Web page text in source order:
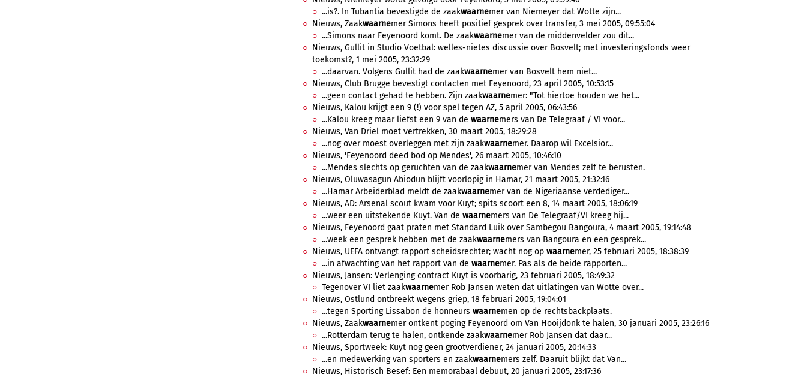
...is?. In Tubantia bevestigde de zaakwaarnemer van Niemeyer dat Wotte zijn...
Nieuws, Zaakwaarnemer Simons heeft positief gesprek over transfer, 3 mei 2005, 09:55:04
...Simons naar Feyenoord komt. De zaakwaarnemer van de middenvelder zou dit...
Nieuws, Gullit in Studio Voetbal: welles-nietes discussie over Bosvelt; met investeringsfonds weer
toekomst?, 1 mei 2005, 23:32:29
...daarvan. Volgens Gullit had de zaakwaarnemer van Bosvelt hem niet...
Nieuws, Club Brugge bevestigt contacten met Feyenoord, 23 april 2005, 10:53:15
...geen contact gehad te hebben. Zijn zaakwaarnemer: "Tot hiertoe houden we het...
Nieuws, Kalou krijgt een 9 (!) voor spel tegen AZ, 5 april 2005, 06:43:56
...Kalou kreeg maar liefst een 9 van de waarnemers van De Telegraaf / VI voor...
Nieuws, Van Driel moet vertrekken, 30 maart 2005, 18:29:28
...nog over moest overleggen met zijn zaakwaarnemer. Daarop wil Excelsior...
Nieuws, 'Feyenoord deed bod op Mendes', 26 maart 2005, 10:46:10
...Mendes slechts op geruchten van de zaakwaarnemer van Mendes zelf te berusten.
Nieuws, Oluwasagun Abiodun blijft voorlopig in Hamar, 21 maart 2005, 21:32:16
...Hamar Arbeiderblad meldt de zaakwaarnemer van de Nigeriaanse verdediger...
Nieuws, AD: Arsenal scout kwam voor Kuyt; spits scoort een 8, 14 maart 2005, 18:06:19
...weer een uitstekende Kuyt. Van de waarnemers van De Telegraaf/VI kreeg hij...
Nieuws, Feyenoord gaat praten met Standard Luik over Sambegou Bangoura, 4 maart 2005, 19:14:48
...week een gesprek hebben met de zaakwaarnemers van Bangoura en een gesprek...
Nieuws, UEFA ontvangt rapport scheidsrechter; wacht nog op waarnemer, 25 februari 2005, 18:38:39
...in afwachting van het rapport van de waarnemer. Pas als de beide rapporten...
Nieuws, Jansen: Verlenging contract Kuyt is voorbarig, 23 februari 2005, 18:49:32
Tegenover VI liet zaakwaarnemer Rob Jansen weten dat uitlatingen van Wotte over...
Nieuws, Ostlund ontbreekt wegens griep, 18 februari 2005, 19:04:01
...tegen Sporting Lissabon de honneurs waarnemen op de rechtsbackplaats.
Nieuws, Zaakwaarnemer ontkent poging Feyenoord om Van Hooijdonk te halen, 30 januari 2005, 23:26:16
...Rotterdam terug te halen, ontkende zaakwaarnemer Rob Jansen dat daar...
Nieuws, Sportweek: Kuyt nog geen grootverdiener, 24 januari 2005, 20:14:33
...en medewerking van sporters en zaakwaarnemers zelf. Daaruit blijkt dat Van...
Nieuws, Historisch Besef: Een memorabaal debuut, 20 januari 2005, 23:17:36